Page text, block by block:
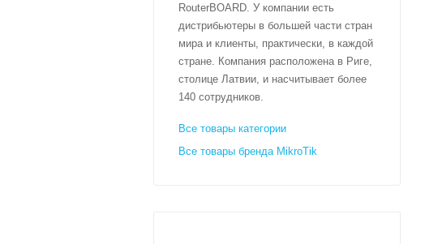
RouterBOARD. У компании есть
дистрибьютеры в большей части стран
мира и клиенты, практически, в каждой
стране. Компания расположена в Риге,
столице Латвии, и насчитывает более
140 сотрудников.
Все товары категории
Все товары бренда MikroTik